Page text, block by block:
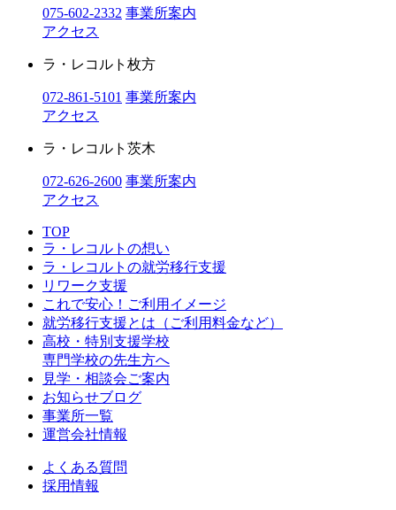
075-602-2332 事業所案内
アクセス
ラ・レコルト枚方
072-861-5101 事業所案内
アクセス
ラ・レコルト茨木
072-626-2600 事業所案内
アクセス
TOP
ラ・レコルトの想い
ラ・レコルトの就労移行支援
リワーク支援
これで安心！ご利用イメージ
就労移行支援とは（ご利用料金など）
高校・特別支援学校
専門学校の先生方へ
見学・相談会ご案内
お知らせブログ
事業所一覧
運営会社情報
よくある質問
採用情報